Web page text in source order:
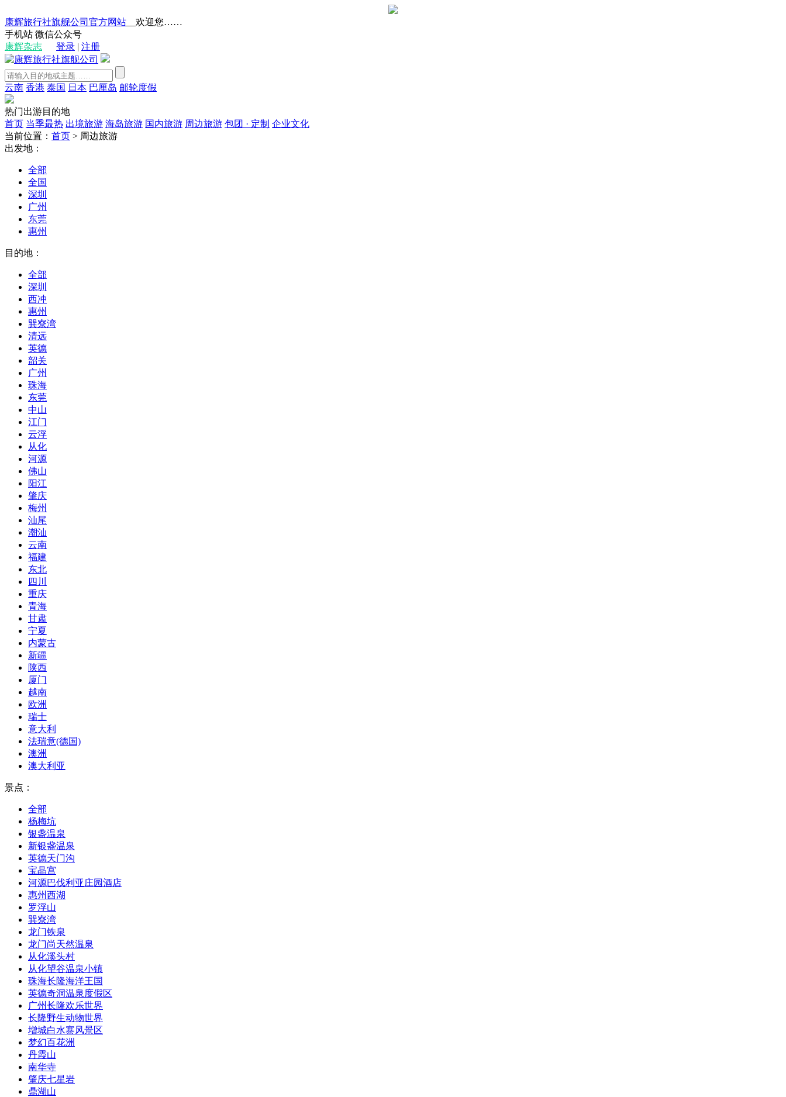
康辉旅行社旗舰公司官方网站 __欢迎您……
手机站 微信公众号
康辉杂志
登录 | 注册
云南 香港 泰国 日本 巴厘岛 邮轮度假
热门出游目的地
首页 当季最热 出境旅游 海岛旅游 国内旅游 周边旅游 包团 · 定制 企业文化
当前位置： 首页 > 周边旅游
出发地：
全部
全国
深圳
广州
东莞
惠州
目的地：
全部
深圳
西冲
惠州
巽寮湾
清远
英德
韶关
广州
珠海
东莞
中山
江门
云浮
从化
河源
佛山
阳江
肇庆
梅州
汕尾
潮汕
云南
福建
东北
四川
重庆
青海
甘肃
宁夏
内蒙古
新疆
陕西
厦门
越南
欧洲
瑞士
意大利
法瑞意(德国)
澳洲
澳大利亚
景点：
全部
杨梅坑
银盏温泉
新银盏温泉
英德天门沟
宝晶宫
河源巴伐利亚庄园酒店
惠州西湖
罗浮山
巽寮湾
龙门铁泉
龙门尚天然温泉
从化溪头村
从化望谷温泉小镇
珠海长隆海洋王国
英德奇洞温泉度假区
广州长隆欢乐世界
长隆野生动物世界
增城白水寨风景区
梦幻百花洲
丹霞山
南华寺
肇庆七星岩
鼎湖山